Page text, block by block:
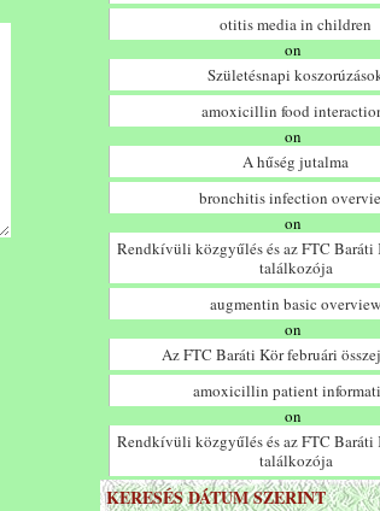
otitis media in children
on
Születésnapi
amoxicillin food
on
A hűség jutalma
bronchitis infection
on
Rendkívüli közgyűlés és az FTC Baráti
találkozója
augmentin basic overview
on
Az FTC Baráti Kör februári
amoxicillin patient
on
Rendkívüli közgyűlés és az FTC Baráti
találkozója
KERESÉS DÁTUM SZERINT